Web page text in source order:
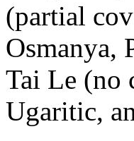
(partial
Osmanya,
Tai Le (no
Ugaritic,